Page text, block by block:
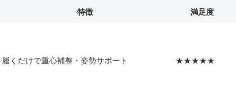
特徴 満足度
履くだけで重心補整・姿勢サポート ★★★★★